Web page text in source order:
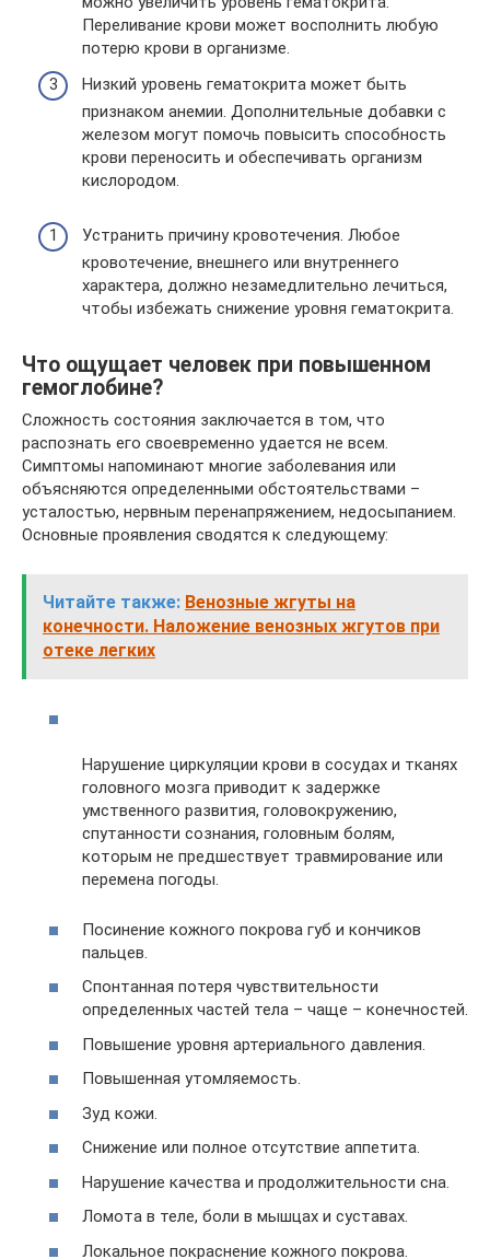
Переливание крови может восполнить любую
потерю крови в организме.
Низкий уровень гематокрита может быть
признаком анемии. Дополнительные добавки с
железом могут помочь повысить способность
крови переносить и обеспечивать организм
кислородом.
Устранить причину кровотечения. Любое
кровотечение, внешнего или внутреннего
характера, должно незамедлительно лечиться,
чтобы избежать снижение уровня гематокрита.
Что ощущает человек при повышенном
гемоглобине?
Сложность состояния заключается в том, что
распознать его своевременно удается не всем.
Симптомы напоминают многие заболевания или
объясняются определенными обстоятельствами –
усталостью, нервным перенапряжением, недосыпанием.
Основные проявления сводятся к следующему:
Читайте также: Венозные жгуты на
конечности. Наложение венозных жгутов при
отеке легких
Нарушение циркуляции крови в сосудах и тканях
головного мозга приводит к задержке
умственного развития, головокружению,
спутанности сознания, головным болям,
которым не предшествует травмирование или
перемена погоды.
Посинение кожного покрова губ и кончиков
пальцев.
Спонтанная потеря чувствительности
определенных частей тела – чаще – конечностей.
Повышение уровня артериального давления.
Повышенная утомляемость.
Зуд кожи.
Снижение или полное отсутствие аппетита.
Нарушение качества и продолжительности сна.
Ломота в теле, боли в мышцах и суставах.
Локальное покраснение кожного покрова.